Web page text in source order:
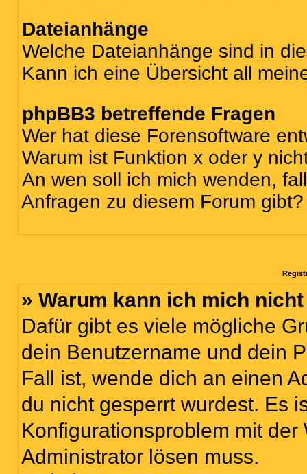
Dateianhänge
Welche Dateianhänge sind in
Kann ich eine Übersicht all
phpBB3 betreffende Fragen
Wer hat diese Forensoftware
Warum ist Funktion x oder y
An wen soll ich mich wenden,
Anfragen zu diesem Forum gibt?
» Warum kann ich mich
Dafür gibt es viele mögliche
dein Benutzername und dein
Fall ist, wende dich an einen
du nicht gesperrt wurdest. Es
Konfigurationsproblem mit
Administrator lösen muss.